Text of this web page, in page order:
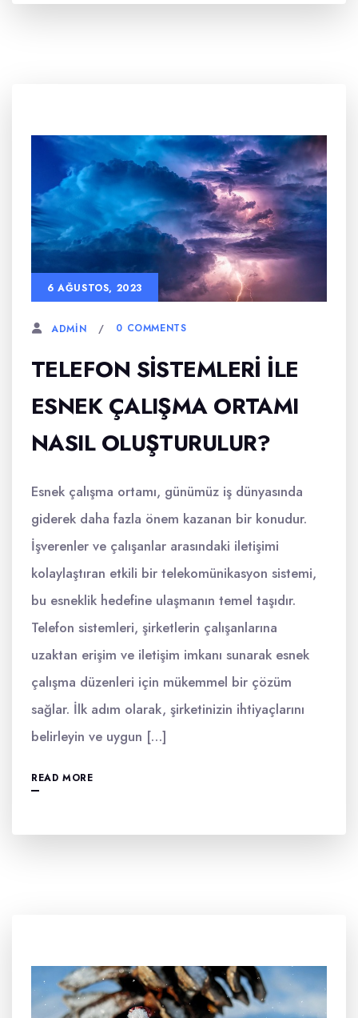
6 AĞUSTOS, 2023
ADMIN 0 COMMENTS
TELEFON SISTEMLERI ILE
ESNEK ÇALIŞMA ORTAMI
NASIL OLUŞTURULUR?
Esnek çalışma ortamı, günümüz iş dünyasında
giderek daha fazla önem kazanan bir konudur.
İşverenler ve çalışanlar arasındaki iletişimi
kolaylaştıran etkili bir telekomünikasyon sistemi,
bu esneklik hedefine ulaşmanın temel taşıdır.
Telefon sistemleri, şirketlerin çalışanlarına
uzaktan erişim ve iletişim imkanı sunarak esnek
çalışma düzenleri için mükemmel bir çözüm
sağlar. İlk adım olarak, şirketinizin ihtiyaçlarını
belirleyin ve uygun […]
READ MORE